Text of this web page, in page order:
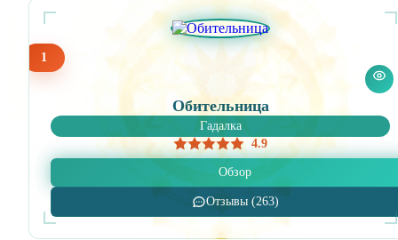
1
Обительница
Гадалка
4.9
Обзор
Отзывы (263)